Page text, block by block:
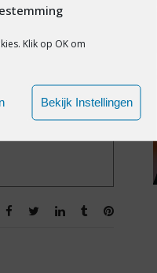
Klik op OK om
Bekijk Instellingen
van